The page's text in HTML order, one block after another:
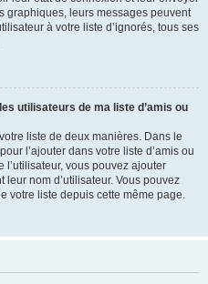
graphiques, leurs messages peuvent
à votre liste d’ignorés, tous ses
utilisateurs de ma liste d’amis ou
liste de deux manières. Dans le
l’ajouter dans votre liste d’amis ou
l’utilisateur, vous pouvez ajouter
nom d’utilisateur. Vous pouvez
votre liste depuis cette même page.